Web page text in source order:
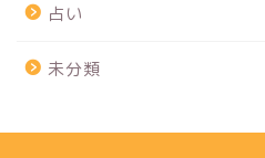
占い
未分類